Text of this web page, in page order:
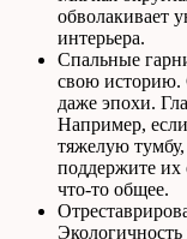
обволакивает
интерьера.
Спальные
свою историю.
даже эпохи.
Например,
тяжелую
поддержите их
что-то общее.
Экологичность